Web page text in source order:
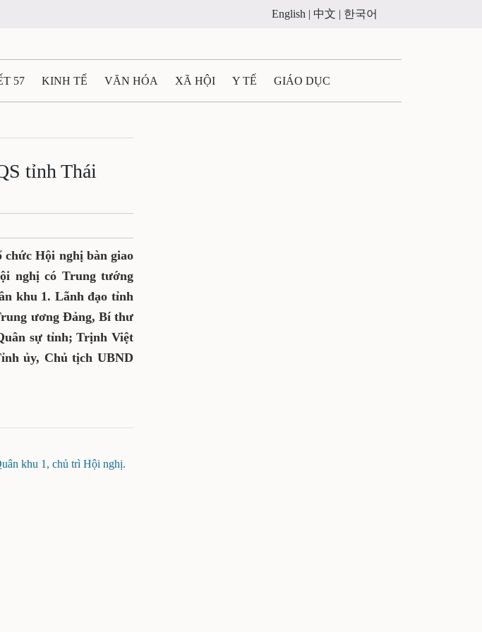
English | 中文 | 한국어
57 KINH TẾ VĂN HÓA XÃ HỘI Y TẾ GIÁO DỤC
THỂ THAO THÔNG TIN - QUẢNG CÁO
tỉnh Thái
chức Hội nghị bàn giao
nghị có Trung tướng
khu 1. Lãnh đạo tỉnh
ương Đảng, Bí thư
sự tỉnh; Trịnh Việt
ủy, Chủ tịch UBND
khu 1, chủ trì Hội nghị.